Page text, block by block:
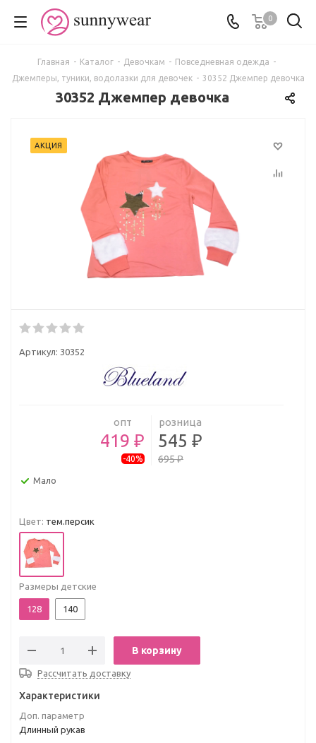
0
Главная - Каталог - Девочкам - Повседневная одежда -
Джемперы, туники, водолазки для девочек - 30352 Джемпер девочка
30352 Джемпер девочка
АКЦИЯ
Артикул: 30352
опт
419 ₽
-40%
розница
545 ₽
695 ₽
Мало
Цвет: тем.персик
Размеры детские
128 140
В корзину
Рассчитать доставку
Характеристики
Доп. параметр
Длинный рукав